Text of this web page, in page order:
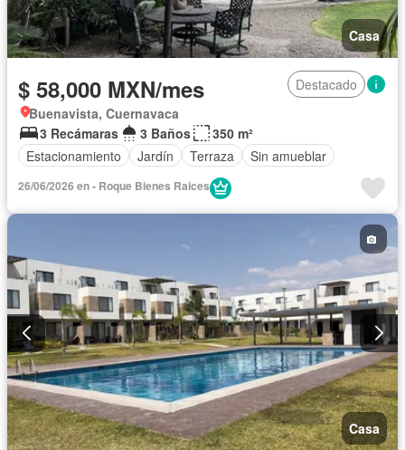
Casa
$ 58,000 MXN/mes
Destacado
Buenavista, Cuernavaca
3 Recámaras
3 Baños
350 m²
Estacionamiento
Jardín Terraza Sin amueblar
26/06/2026 en - Roque Bienes Raices
Casa